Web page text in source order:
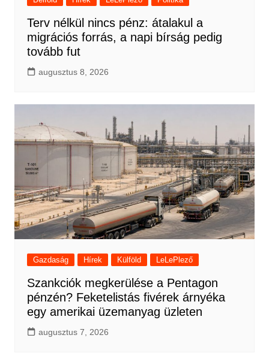
Terv nélkül nincs pénz: átalakul a
migrációs forrás, a napi bírság pedig
tovább fut
augusztus 8, 2026
Gazdaság Hírek Külföld LeLePlező
Szankciók megkerülése a Pentagon
pénzén? Feketelistás fivérek árnyéka
egy amerikai üzemanyag üzleten
augusztus 7, 2026